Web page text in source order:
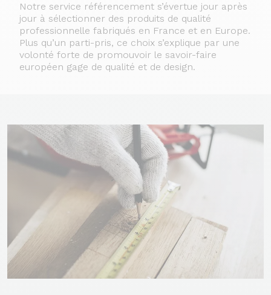
Notre service référencement s’évertue jour après
jour à sélectionner des produits de qualité
professionnelle fabriqués en France et en Europe.
Plus qu’un parti-pris, ce choix s’explique par une
volonté forte de promouvoir le savoir-faire
européen gage de qualité et de design.